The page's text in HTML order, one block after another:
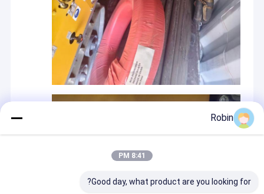
Robin
8:41 PM
Good day, what product are you looking for?